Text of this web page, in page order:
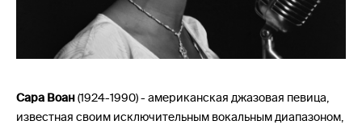
Сара Воан(1924-1990) - американская джазовая певица,
известная своим исключительным вокальным диапазоном,